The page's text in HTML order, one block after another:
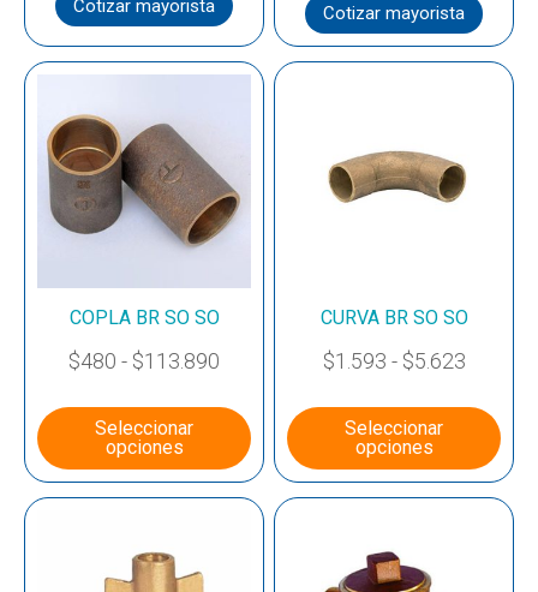
Cotizar mayorista Cotizar mayorista
COPLA BR SO SO
$480 - $113.890
Seleccionar
opciones
CURVA BR SO SO
$1.593 - $5.623
Seleccionar
opciones